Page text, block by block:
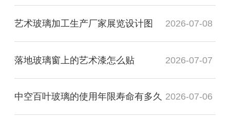
艺术玻璃加工生产厂家展览设计图 2026-07-08
落地玻璃窗上的艺术漆怎么贴 2026-07-07
中空百叶玻璃的使用年限寿命有多久 2026-07-06